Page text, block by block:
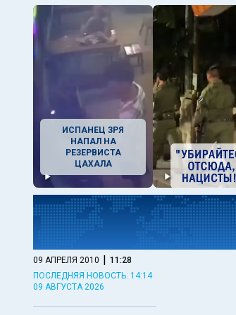
ИСПАНЕЦ ЗРЯ
НАПАЛ НА
РЕЗЕРВИСТА
ЦАХАЛА
09 АПРЕЛЯ 2010 | 11:28
ПОСЛЕДНЯЯ НОВОСТЬ: 14:14
09 АВГУСТА 2026